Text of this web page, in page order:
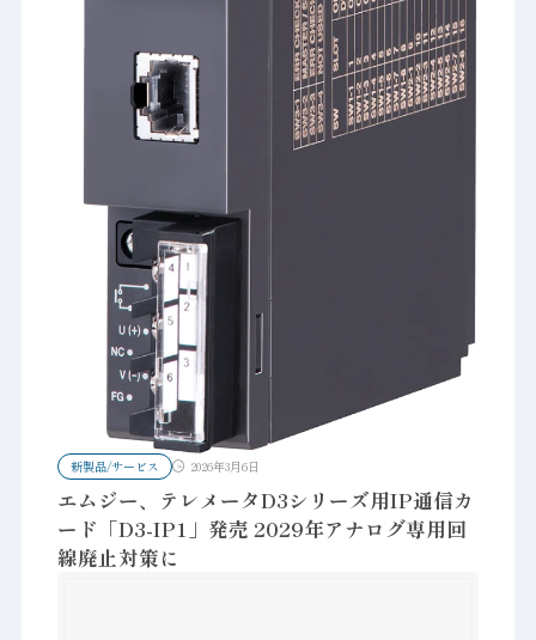
新製品/サービス 2026年3月6日
エムジー、テレメータD3シリーズ用IP通信カ
ード「D3-IP1」発売 2029年アナログ専用回
線廃止対策に